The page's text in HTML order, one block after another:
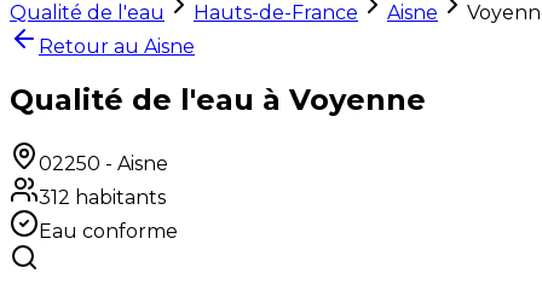
Qualité de l'eau Hauts-de-France Aisne
Retour au Aisne
Qualité de l'eau à Voyenne
02250 - Aisne
312 habitants
Eau conforme